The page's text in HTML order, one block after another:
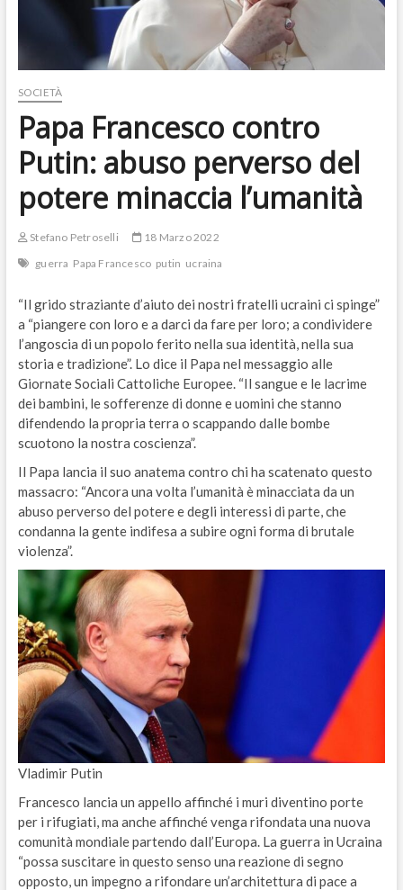
SOCIETÀ
Papa Francesco contro
Putin: abuso perverso del
potere minaccia l’umanità
Stefano Petroselli
18 Marzo 2022
guerra Papa Francesco putin ucraina
“Il grido straziante d’aiuto dei nostri fratelli ucraini ci spinge”
a “piangere con loro e a darci da fare per loro; a condividere
l’angoscia di un popolo ferito nella sua identità, nella sua
storia e tradizione”. Lo dice il Papa nel messaggio alle
Giornate Sociali Cattoliche Europee. “Il sangue e le lacrime
dei bambini, le sofferenze di donne e uomini che stanno
difendendo la propria terra o scappando dalle bombe
scuotono la nostra coscienza”.
Il Papa lancia il suo anatema contro chi ha scatenato questo
massacro: “Ancora una volta l’umanità è minacciata da un
abuso perverso del potere e degli interessi di parte, che
condanna la gente indifesa a subire ogni forma di brutale
violenza”.
Vladimir Putin
Francesco lancia un appello affinché i muri diventino porte
per i rifugiati, ma anche affinché venga rifondata una nuova
comunità mondiale partendo dall’Europa. La guerra in Ucraina
“possa suscitare in questo senso una reazione di segno
opposto, un impegno a rifondare un’architettura di pace a